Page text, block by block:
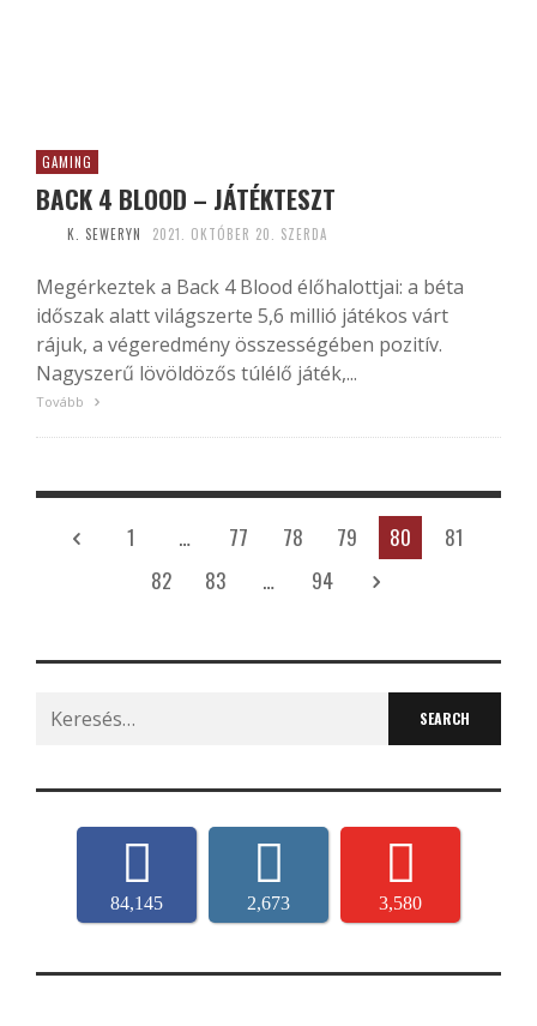
GAMING
BACK 4 BLOOD – JÁTÉKTESZT
K. SEWERYN 2021. OKTÓBER 20. SZERDA
Megérkeztek a Back 4 Blood élőhalottjai: a béta
időszak alatt világszerte 5,6 millió játékos várt
rájuk, a végeredmény összességében pozitív.
Nagyszerű lövöldözős túlélő játék,...
Tovább
1 … 77 78 79 80
81
82
83 … 94
Search
for:
84,145 2,673 3,580